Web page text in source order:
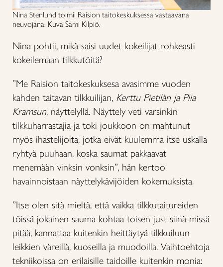
Nina Stenlund toimii Raision taitokeskuksessa vastaavana
neuvojana. Kuva Sami Kilpiö.
Nina pohtii, mikä saisi uudet kokeilijat rohkeasti
kokeilemaan tilkkutöitä?
”Me Raision taitokeskuksesa avasimme vuoden
kahden taitavan tilkkuilijan, Kerttu Pietilän ja Piia
Kramsun, näyttelyllä. Näyttely veti varsinkin
tilkkuharrastajia ja toki joukkoon on mahtunut
myös ihastelijoita, jotka eivät kuulemma itse uskalla
ryhtyä puuhaan, koska saumat pakkaavat
menemään vinksin vonksin”, hän kertoo
havainnoistaan näyttelykävijöiden kokemuksista.
”Itse olen sitä mieltä, että vaikka tilkkutaitureiden
töissä jokainen sauma kohtaa toisen just siinä missä
pitää, kannattaa kuitenkin heittäytyä tilkkuiluun
leikkien väreillä, kuoseilla ja muodoilla. Vaihtoehtoja
tekniikoissa on erilaisille taidoille kuitenkin monia: